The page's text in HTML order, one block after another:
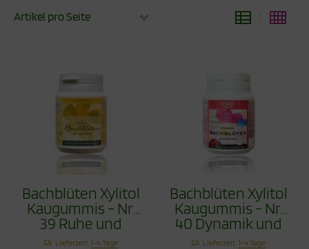
Artikel pro Seite
Bachblüten Xylitol
Kaugummis - Nr.
39 Ruhe und
Gelassenheit 60g
Lieferzeit:1-4 Tage
Bachblüten Xylitol
Kaugummis - Nr.
40 Dynamik und
Ausdauer 60g
Lieferzeit:1-4 Tage